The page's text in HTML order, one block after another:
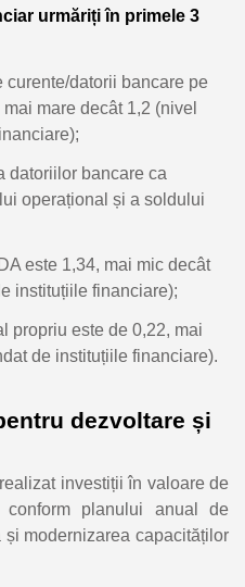
urmăriți în primele 3
curente/datorii bancare pe
mare decât 1,2 (nivel
datoriilor bancare ca
operațional și a soldului
este 1,34, mai mic decât
instituțiile financiare);
propriu este de 0,22, mai
de instituțiile financiare).
dezvoltare și
investiții în valoare de
planului anual de
modernizarea capacităților